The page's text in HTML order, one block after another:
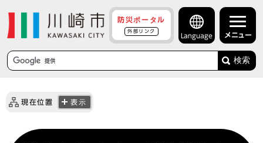
防災ポータル
外部リンク
Language メニュー
検索
現在位置 表示